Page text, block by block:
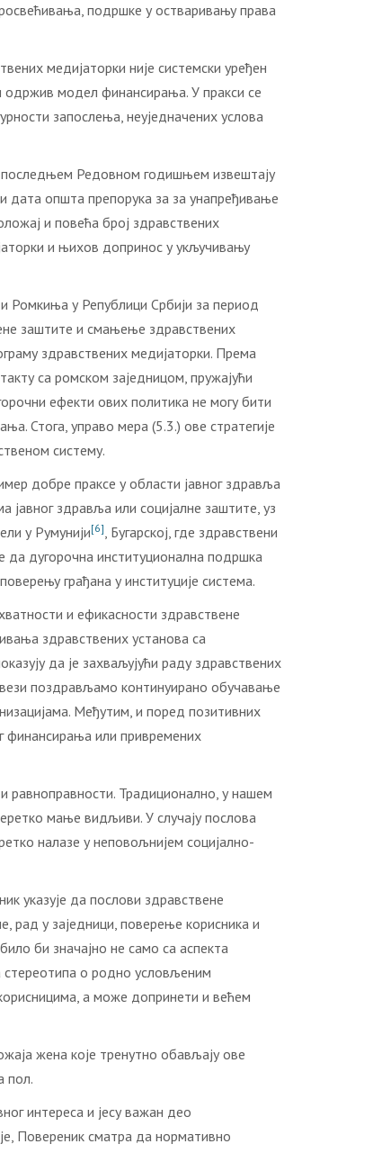
подршке у остваривању права
медијаторки није системски уређен
одржив модел финансирања. У пракси се
запослења, неуједначених услова
последњем Редовном годишњем извештају
дата општа препорука за за унапређивање
и повећа број здравствених
и њихов допринос у укључивању
Ромкиња у Републици Србији за период
заштите и смањење здравствених
здравствених медијаторки. Према
са ромском заједницом, пружајући
ефекти ових политика не могу бити
Стога, управо мера (5.3.) ове стратегије
систему.
добре праксе у области јавног здравља
здравља или социјалне заштите, уз
у Румунији[6], Бугарској, где здравствени
да дугорочна институционална подршка
грађана у институције система.
и ефикасности здравствене
здравствених установа са
да је захваљујући раду здравствених
поздрављамо континуирано обучавање
Међутим, и поред позитивних
финансирања или привремених
равноправности. Традиционално, у нашем
мање видљиви. У случају послова
налазе у неповољнијем социјално-
указује да послови здравствене
рад у заједници, поверење корисника и
би значајно не само са аспекта
стереотипа о родно условљеним
а може допринети и већем
жена које тренутно обављају ове
пол.
интереса и јесу важан део
Повереник сматра да нормативно